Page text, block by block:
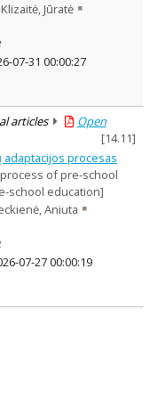
Klizaitė, Jūratė
07-31 00:00:27
articles
Open
[14.11]
adaptacijos procesas
of pre-school
school education]
Aniuta
07-27 00:00:19